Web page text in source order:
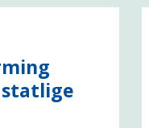
statlige